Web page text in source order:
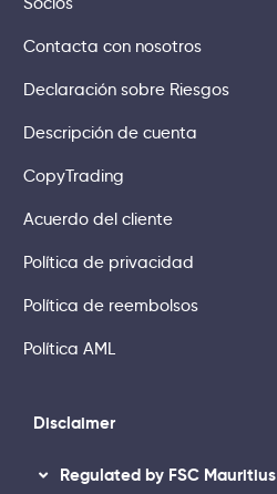
Contacta con nosotros
Declaración sobre Riesgos
Descripción de cuenta
CopyTrading
Acuerdo del cliente
Política de privacidad
Política de reembolsos
Política AML
Disclaimer
Regulated by FSC Mauritius